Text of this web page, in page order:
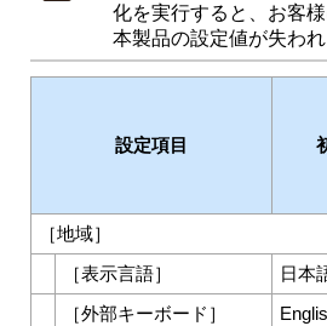
化を実行すると、お客
本製品の設定値が失われ
設定項目
［地域］
［表示言語］ 日本
［外部キーボード ］